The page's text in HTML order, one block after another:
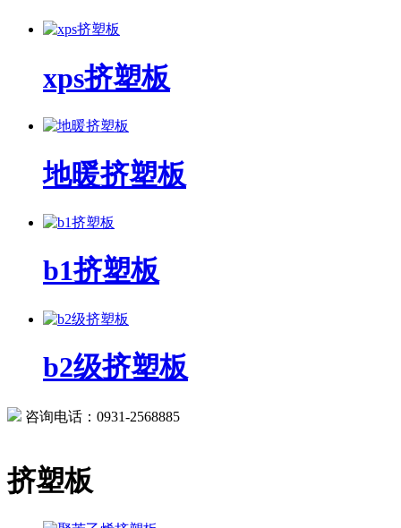
xps挤塑板
地暖挤塑板
b1挤塑板
b2级挤塑板
咨询电话：0931-2568885
挤塑板